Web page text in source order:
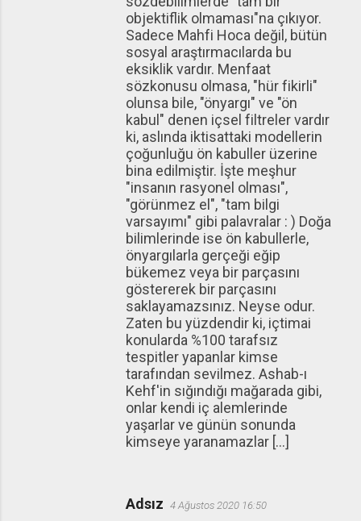
objektiflik olmaması"na çıkıyor.
Sadece Mahfi Hoca değil, bütün
sosyal araştırmacılarda bu
eksiklik vardır. Menfaat
sözkonusu olmasa, "hür fikirli"
olunsa bile, "önyargı" ve "ön
kabul" denen içsel filtreler vardır
ki, aslında iktisattaki modellerin
çoğunluğu ön kabuller üzerine
bina edilmiştir. İşte meşhur
"insanın rasyonel olması",
"görünmez el", "tam bilgi
varsayımı" gibi palavralar : ) Doğa
bilimlerinde ise ön kabullerle,
önyargılarla gerçeği eğip
bükemez veya bir parçasını
göstererek bir parçasını
saklayamazsınız. Neyse odur.
Zaten bu yüzdendir ki, içtimai
konularda %100 tarafsız
tespitler yapanlar kimse
tarafından sevilmez. Ashab-ı
Kehf'in sığındığı mağarada gibi,
onlar kendi iç alemlerinde
yaşarlar ve günün sonunda
kimseye yaranamazlar [...]
Adsız 4 Ağustos 2020 16:50